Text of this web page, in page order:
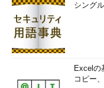
シング
Excelの
コピー